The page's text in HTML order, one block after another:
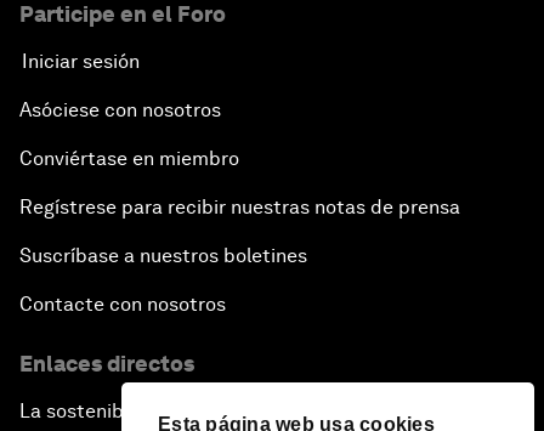
Esta página web usa cookies
Participe en el Foro
Iniciar sesión
Asóciese con nosotros
Conviértase en miembro
Regístrese para recibir nuestras notas de prensa
Suscríbase a nuestros boletines
Contacte con nosotros
Enlaces directos
La sostenibilidad en el Foro